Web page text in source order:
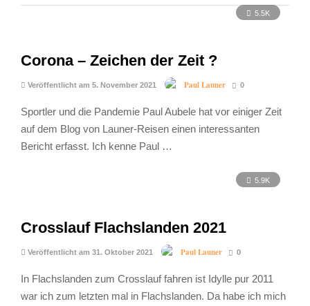
5.5K
Corona – Zeichen der Zeit ?
Veröffentlicht am 5. November 2021 Paul Launer 0
Sportler und die Pandemie Paul Aubele hat vor einiger Zeit
auf dem Blog von Launer-Reisen einen interessanten
Bericht erfasst. Ich kenne Paul …
5.9K
Crosslauf Flachslanden 2021
Veröffentlicht am 31. Oktober 2021 Paul Launer 0
In Flachslanden zum Crosslauf fahren ist Idylle pur 2011
war ich zum letzten mal in Flachslanden. Da habe ich mich